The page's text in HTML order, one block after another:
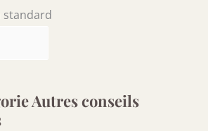
Autres conseils